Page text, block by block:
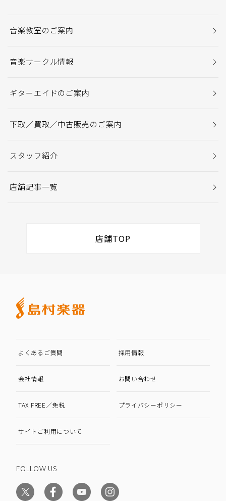
音楽教室のご案内
音楽サークル情報
ギターエイドのご案内
下取／買取／中古販売のご案内
スタッフ紹介
店舗記事一覧
店舗TOP
よくあるご質問 採用情報
会社情報 お問い合わせ
TAX FREE／免税 プライバシーポリシー
サイトご利用について
FOLLOW US